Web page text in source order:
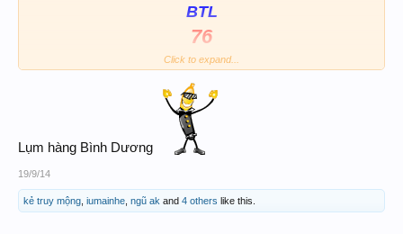
BTL
76
Bình Dương
A B-49-79
793
Click to expand...
Lụm hàng Bình Dương
19/9/14
kẻ truy mộng iumainhe ngũ ak and 4 others like this.